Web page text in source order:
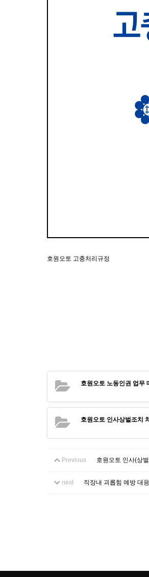
호원오토 고충처리규정
호원오토 노동인권 업무
호원오토 인사상벌조치
Previous 호원오토 인사(상
next 직장내 괴롭힘 예방 대